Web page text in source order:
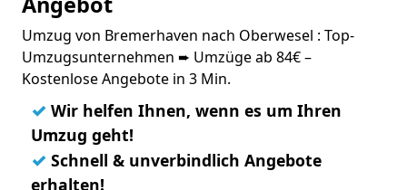
Umzug von Bremerhaven nach Oberwesel : Top-
Umzugsunternehmen ➨ Umzüge ab 84€ –
Kostenlose Angebote in 3 Min.
✓ Wir helfen Ihnen, wenn es um Ihren
Umzug geht!
✓ Schnell & unverbindlich Angebote
erhalten!